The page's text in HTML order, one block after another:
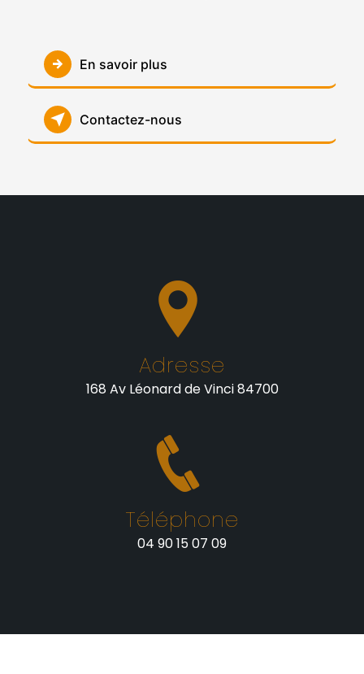
En savoir plus
Contactez-nous
Adresse
168 Av Léonard de Vinci 84700
Téléphone
04 90 15 07 09